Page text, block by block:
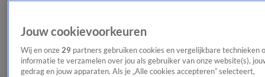
Jouw cookievoorkeuren
Wij en onze 29 partners gebruiken cookies en vergelijkbare technieken
informatie te verzamelen over jou als gebruiker van onze website(s),
gedrag en jouw apparaten. Als je „Alle cookies accepteren” selecteert,